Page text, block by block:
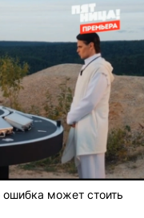
может стоить